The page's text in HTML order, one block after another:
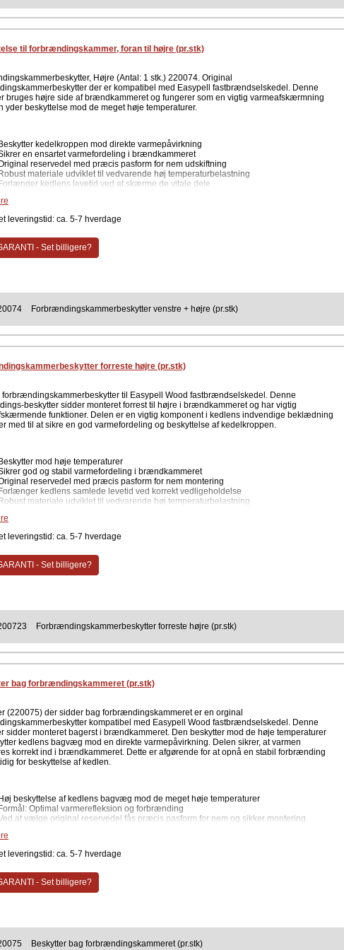
til forbrændingskammer, foran til højre (pr.stk)
Højre (Antal: 1 stk.) 220074. Original
der er kompatibel med Easypell fastbrændselskedel. Denne
bruges højre side af brændkammeret og fungerer som en vigtig varmeafskærmning
yder beskyttelse mod de meget høje temperaturer.
Beskytter kedelkroppen mod direkte varmepåvirkning
en ensartet varmefordeling i brændkammeret
reservedel med præcis pasform for nem udskiftning
materiale udviklet til vedvarende høj temperaturbelastning
kedlens levetid ved at skærme de vitale dele
specifikationer
220074
til: Easypell fastbrændselskedel
Sælges pr. stk.
Original reservedel
er afgørende for kedlens evne til at holde på varmen og beskytte selve
leveringstid: ca. 5-7 hverdage
- Set billigere?
Forbrændingskammerbeskytter venstre + højre (pr.stk)
forreste højre (pr.stk)
forbrændingskammerbeskytter til Easypell Wood fastbrændselskedel. Denne
beskytter sidder monteret forrest til højre i brændkammeret og har vigtig
funktioner. Delen er en vigtig komponent i kedlens indvendige beklædning
med til at sikre en god varmefordeling og beskyttelse af kedelkroppen.
Beskytter mod høje temperaturer
god og stabil varmefordeling i brændkammeret
reservedel med præcis pasform for nem montering
kedlens samlede levetid ved korrekt vedligeholdelse
materiale udviklet til vedvarende høj temperaturbelastning
specifikationer
220073
til: Easypell fastbrændselskedel
Sælges pr. stk
1 stk.
forreste højre - 220073. Ved udskiftning af
en ensartet beskyttelse af hele brændkammeret. Defekte og slidte beskyttere bør
leveringstid: ca. 5-7 hverdage
- Set billigere?
Forbrændingskammerbeskytter forreste højre (pr.stk)
bag forbrændingskammeret (pr.stk)
(220075) der sidder bag forbrændingskammeret er en orginal
kompatibel med Easypell Wood fastbrændselskedel. Denne
sidder monteret bagerst i brændkammeret. Den beskytter mod de høje temperaturer
kedlens bagvæg mod en direkte varmepåvirkning. Delen sikrer, at varmen
korrekt ind i brændkammeret. Dette er afgørende for at opnå en stabil forbrænding
for beskyttelse af kedlen.
beskyttelse af kedlens bagvæg mod de meget høje temperaturer
Optimal varmerefleksion og forbrænding
at vælge original reservedel fås præcis pasform for nem og sikker montering
i robust materiale med høj varmebestandighed
specifikationer
220075
Bagest i brændkammeret
til: Easypell fastbrændselskedel
at kontrollere alle beskyttere i brændkammeret jævnligt. Hvis der er tegn på
leveringstid: ca. 5-7 hverdage
- Set billigere?
Beskytter bag forbrændingskammeret (pr.stk)